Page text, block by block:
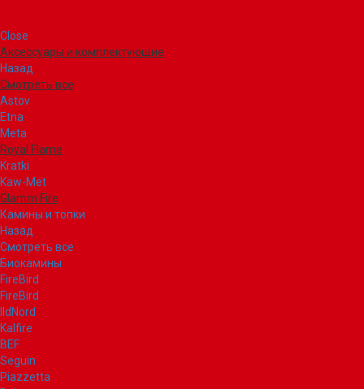
Close
Аксессуары и комплектующие
Назад
Смотреть все
Astov
Etna
Meta
Royal Flame
Kratki
Kaw-Met
Glamm Fire
Камины и топки
Назад
Смотреть все
Биокамины
FireBird
FireBird
IldNord
Kalfire
BEF
Seguin
Piazzetta